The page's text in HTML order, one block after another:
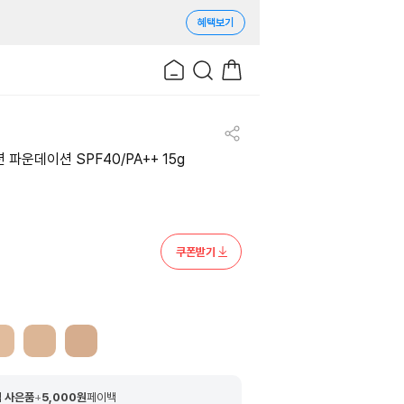
혜택보기
파운데이션 SPF40/PA++ 15g
쿠폰받기
사은품+5,000원페이백